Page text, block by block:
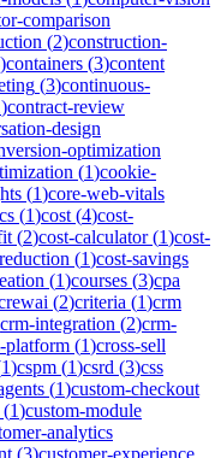
comparison
(2)construction-
)containers (3)content
(3)continuous-
)contract-review
design
optimization
(1)cookie-
(1)core-web-vitals
(1)cost (4)cost-
(2)cost-calculator(1)cost-
(1)cost-savings
(1)courses (3)cpa
(2)criteria (1)crm
crm-integration (2)crm-
platform (1)cross-sell
1)cspm (1)csrd (3)css
(1)custom-checkout
(1)custom-module
analytics
(3)customer-experience